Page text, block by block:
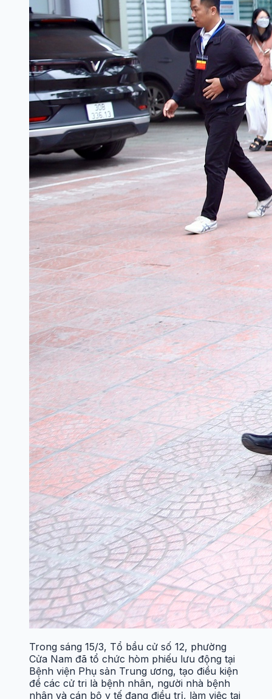
Trong sáng 15/3, Tổ bầu cử số 12, phường
Cửa Nam đã tổ chức hòm phiếu lưu động tại
Bệnh viện Phụ sản Trung ương, tạo điều kiện
để các cử tri là bệnh nhân, người nhà bệnh
nhân và cán bộ y tế đang điều trị, làm việc tại